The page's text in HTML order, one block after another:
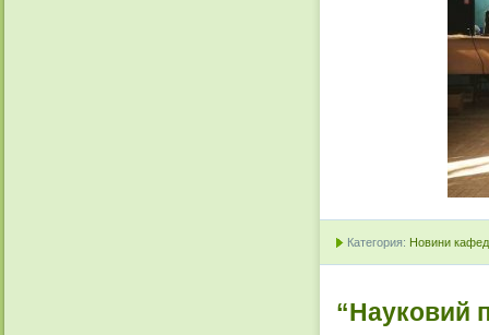
Категория: Новини
“Науковий